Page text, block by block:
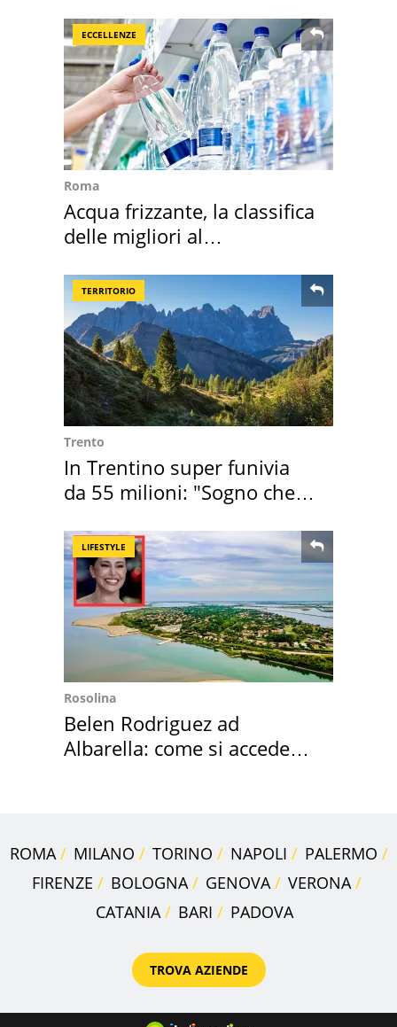
ECCELLENZE
Roma
Acqua frizzante, la classifica
delle migliori al
TERRITORIO
Trento
In Trentino super funivia
da 55 milioni: "Sogno che si
LIFESTYLE
Rosolina
Belen Rodriguez ad
Albarella: come si accede
ROMA MILANO TORINO NAPOLI
PALERMO
FIRENZE
BOLOGNA GENOVA
VERONA
CATANIA
BARI PADOVA
TROVA AZIENDE